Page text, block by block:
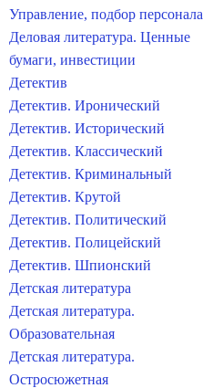
Управление, подбор персонала
Деловая литература. Ценные
бумаги, инвестиции
Детектив
Детектив. Иронический
Детектив. Исторический
Детектив. Классический
Детектив. Криминальный
Детектив. Крутой
Детектив. Политический
Детектив. Полицейский
Детектив. Шпионский
Детская литература
Детская литература.
Образовательная
Детская литература.
Остросюжетная